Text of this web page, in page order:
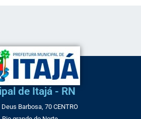
de Itajá - RN
Barbosa, 70 CENTRO